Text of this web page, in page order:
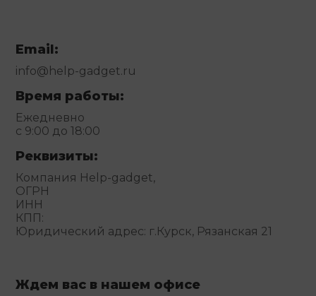
Email:
info@help-gadget.ru
Время работы:
Ежедневно
с 9:00 до 18:00
Реквизиты:
Компания Help-gadget,
ОГРН
ИНН
КПП:
Юридический адрес: г.Курск, Рязанская 21
Ждем вас в нашем офисе